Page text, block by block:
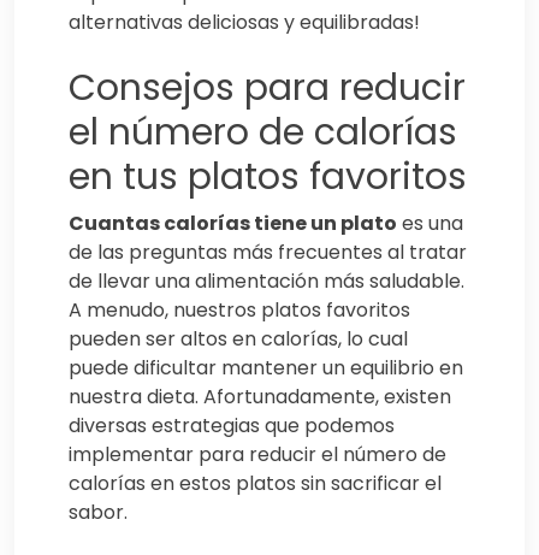
alternativas deliciosas y equilibradas!
Consejos para reducir
el número de calorías
en tus platos favoritos
Cuantas calorías tiene un plato es una
de las preguntas más frecuentes al tratar
de llevar una alimentación más saludable.
A menudo, nuestros platos favoritos
pueden ser altos en calorías, lo cual
puede dificultar mantener un equilibrio en
nuestra dieta. Afortunadamente, existen
diversas estrategias que podemos
implementar para reducir el número de
calorías en estos platos sin sacrificar el
sabor.